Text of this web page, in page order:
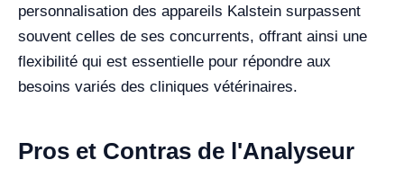
personnalisation des appareils Kalstein surpassent
souvent celles de ses concurrents, offrant ainsi une
flexibilité qui est essentielle pour répondre aux
besoins variés des cliniques vétérinaires.
Pros et Contras de l'Analyseur